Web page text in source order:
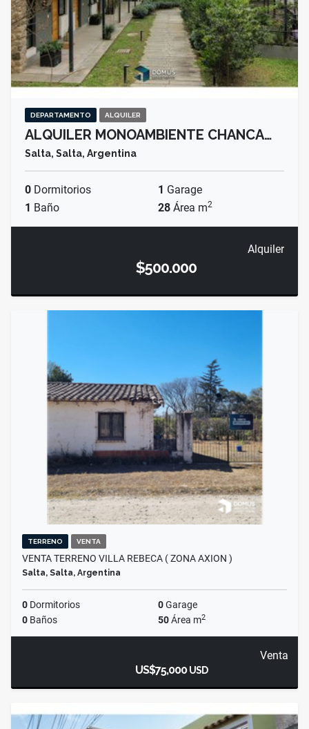
DEPARTAMENTO ALQUILER
ALQUILER MONOAMBIENTE CHANCA…
Salta, Salta, Argentina
0 Dormitorios 1 Garage
1 Baño 28 Área m2
Alquiler
$500.000
TERRENO VENTA
VENTA TERRENO VILLA REBECA ( ZONA AXION )
Salta, Salta, Argentina
0 Dormitorios 0Garage
0 Baños 50Área m2
Venta
US$75,000USD